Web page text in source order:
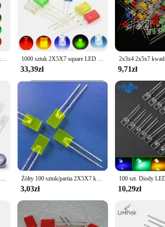
various electronic projects. Designed with high-
for your industrial or automotive applications,
them a popular choice among vendors and suppliers.
These diodes are designed to consume
consumer electronics to industrial machinery. The
various projects and ease of use make them a go-
These diodes are known for their consistent
environmental conditions, making them
a long-term solution for your electronic needs.
100 sztuk/paczka 2x5x7 kwadratowa dioda LED lampa biały czerwony zielony niebieski żółty pomarańczowy wskaźnik DIY 1000 sztuk 2X5X7 square LED 257 czerwona dioda emitująca światło biały żółty zielony niebieski elektroniczny zestaw do majsterkowania rozproszone
33,39zł 9,71zł
100Pcs 2x5x7 mm Square LED Diode White Red Green Blue Yellow Orange 2x5x7mm Rectangular 2V 3V DIY PCB Lights Emitting Lamp Bulb Żółty 100 sztuk/partia 2X5X7 kwadratowa dioda LED żółta emitująca światło
3,03zł 10,29zł